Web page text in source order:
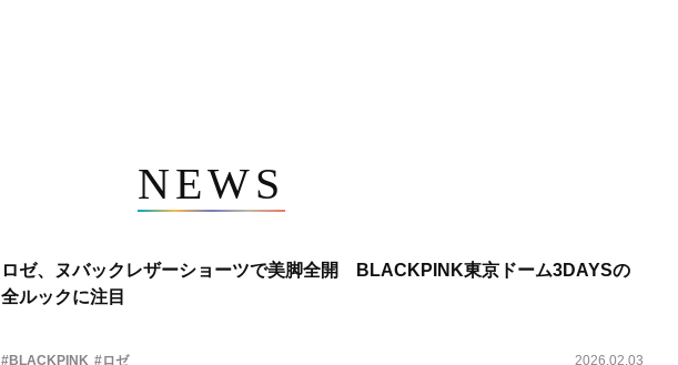
NEWS
ロゼ、ヌバックレザーショーツで美脚全開 BLACKPINK東京ドーム3DAYSの
全ルックに注目
#BLACKPINK #ロゼ 2026.02.03